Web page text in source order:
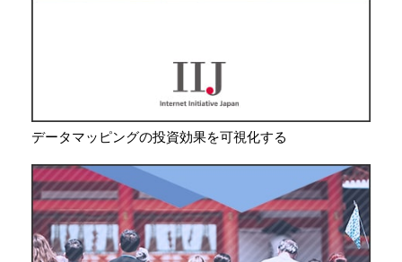
データマッピングの投資効果を可視化する